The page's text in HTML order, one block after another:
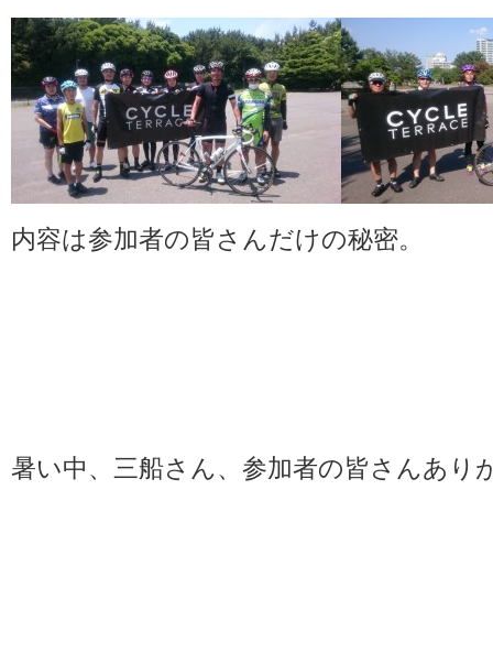
内容は参加者の皆さんだけの秘密。
暑い中、三船さん、参加者の皆さんあり